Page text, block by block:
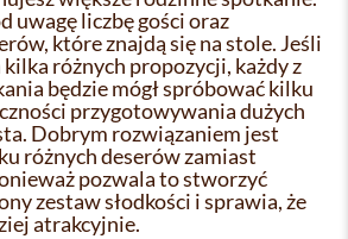
uwagę liczbę gości oraz
które znajdą się na stole. Jeśli
kilka różnych propozycji, każdy z
będzie mógł spróbować kilku
przygotowywania dużych
Dobrym rozwiązaniem jest
różnych deserów zamiast
pozwala to stworzyć
zestaw słodkości i sprawia, że
atrakcyjnie.